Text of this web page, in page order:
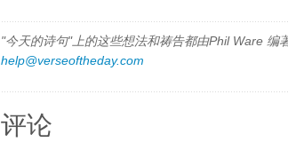
"今天的诗句"上的这些想法和祷告都由Phil Ware 编
help@verseoftheday.com
评论